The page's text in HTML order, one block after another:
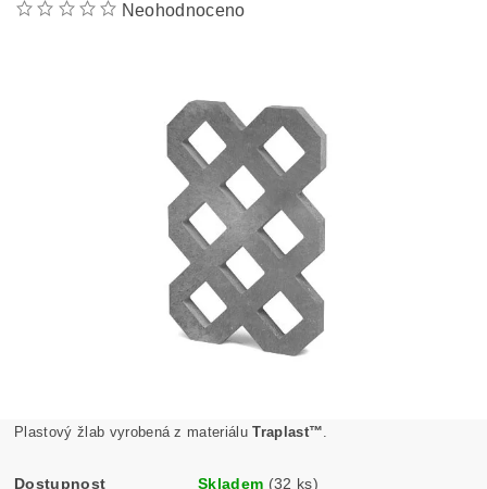
Neohodnoceno
Plastový žlab vyrobená z materiáluTraplast™
Dostupnost Skladem (32 ks)